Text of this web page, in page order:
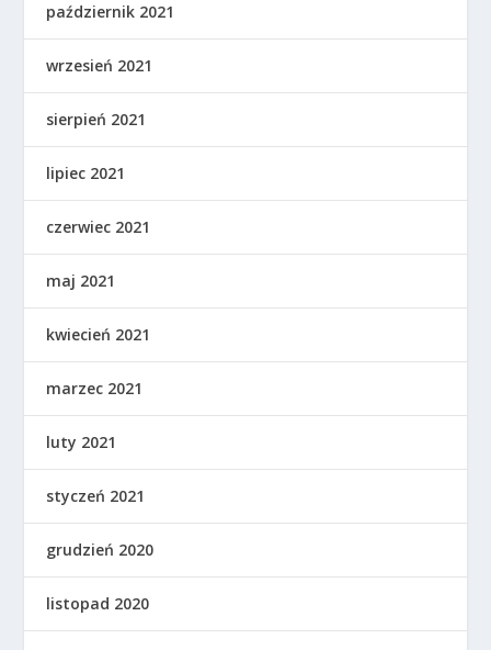
październik 2021
wrzesień 2021
sierpień 2021
lipiec 2021
czerwiec 2021
maj 2021
kwiecień 2021
marzec 2021
luty 2021
styczeń 2021
grudzień 2020
listopad 2020